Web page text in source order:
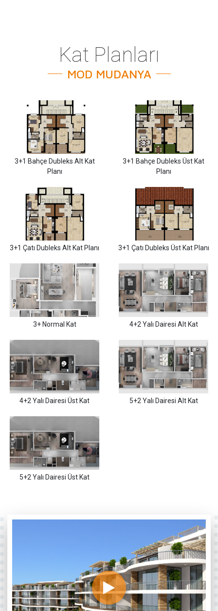
Kat Planları
MOD MUDANYA
3+1 Bahçe Dubleks Alt Kat
Planı
3+1 Bahçe Dubleks Üst Kat
Planı
3+1 Çatı Dubleks Alt Kat Planı 3+1 Çatı Dubleks Üst Kat Planı
3+ Normal Kat 4+2 Yalı Dairesi Alt Kat
4+2 Yalı Dairesi Üst Kat 5+2 Yalı Dairesi Alt Kat
5+2 Yalı Dairesi Üst Kat